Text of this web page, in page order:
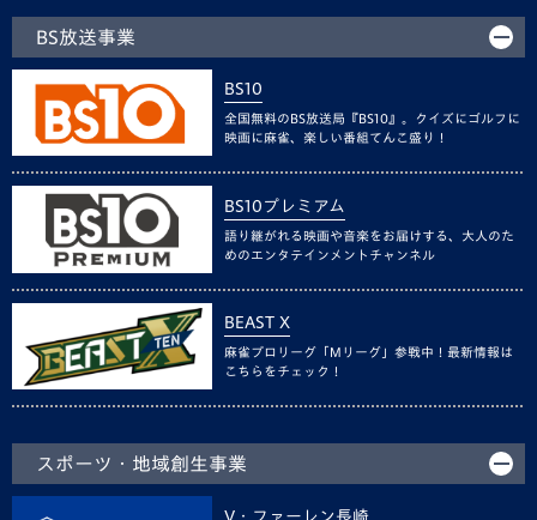
BS放送事業
BS10
全国無料のBS放送局『BS10』。クイズにゴルフに
映画に麻雀、楽しい番組てんこ盛り！
BS10プレミアム
語り継がれる映画や音楽をお届けする、大人のた
めのエンタテインメントチャンネル
BEAST X
麻雀プロリーグ「Mリーグ」参戦中！最新情報は
こちらをチェック！
スポーツ・地域創生事業
V・ファーレン長崎